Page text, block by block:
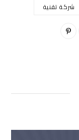
شركة تقنية